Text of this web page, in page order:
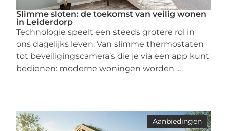
Slimme sloten: de toekomst van veilig wonen
in Leiderdorp
Technologie speelt een steeds grotere rol in
ons dagelijks leven. Van slimme thermostaten
tot beveiligingscamera’s die je via een app kunt
bedienen: moderne woningen worden ...
Aanbiedingen